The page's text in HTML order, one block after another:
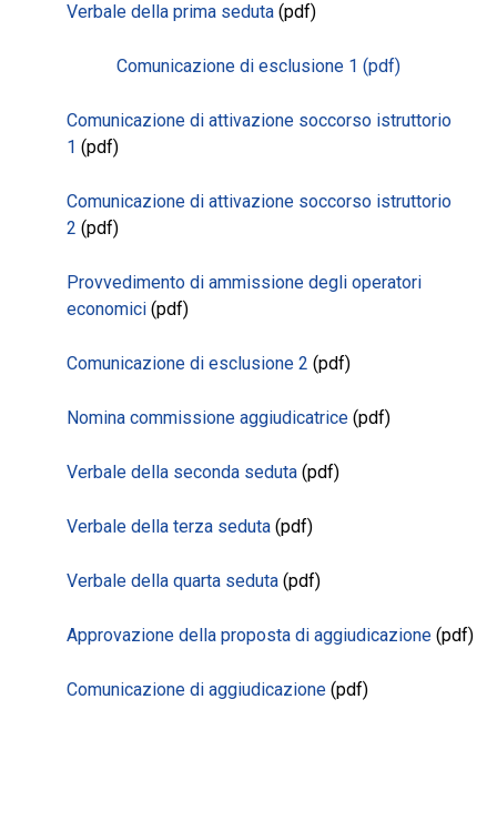
Verbale della prima seduta (pdf)
Comunicazione di esclusione 1 (pdf)
Comunicazione di attivazione soccorso istruttorio
1 (pdf)
Comunicazione di attivazione soccorso istruttorio
2 (pdf)
Provvedimento di ammissione degli operatori
economici (pdf)
Comunicazione di esclusione 2 (pdf)
Nomina commissione aggiudicatrice (pdf)
Verbale della seconda seduta (pdf)
Verbale della terza seduta (pdf)
Verbale della quarta seduta (pdf)
Approvazione della proposta di aggiudicazione (pdf)
Comunicazione di aggiudicazione (pdf)